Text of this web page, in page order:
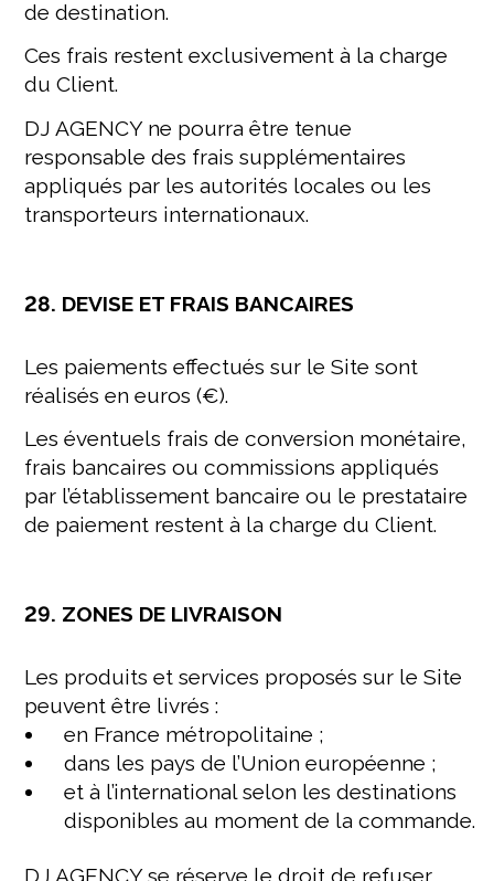
de destination.
Ces frais restent exclusivement à la charge
du Client.
DJ AGENCY ne pourra être tenue
responsable des frais supplémentaires
appliqués par les autorités locales ou les
transporteurs internationaux.
28. DEVISE ET FRAIS BANCAIRES
Les paiements effectués sur le Site sont
réalisés en euros (€).
Les éventuels frais de conversion monétaire,
frais bancaires ou commissions appliqués
par l’établissement bancaire ou le prestataire
de paiement restent à la charge du Client.
29. ZONES DE LIVRAISON
Les produits et services proposés sur le Site
peuvent être livrés :
en France métropolitaine ;
dans les pays de l’Union européenne ;
et à l’international selon les destinations
disponibles au moment de la commande.
DJ AGENCY se réserve le droit de refuser